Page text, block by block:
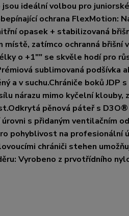
ideální volbou pro
ochrana FlexMotion:
opasek + stabilizovaná
zatímco ochranná břišní
o +1"" se skvěle hodí pro
sublimovaná podšívka
a v suchu.Chrániče boků JDP
nárazu mimo kyčelní klouby,
pěnová páteř s D3O®
s přidaným ventilačním
pohyblivost na profesionální
chrániči stehen
Vyrobeno z prvotřídního